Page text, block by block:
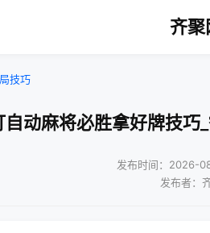
齐聚
技巧
动麻将必胜拿好牌技
发布时间：2026-
发布者：